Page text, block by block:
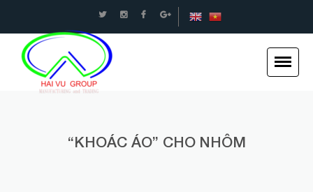
An toàn Giao thông - Kết cấu thép Xây dựng -Hải
Vũ Group
“KHOÁC ÁO” CHO NHÔM